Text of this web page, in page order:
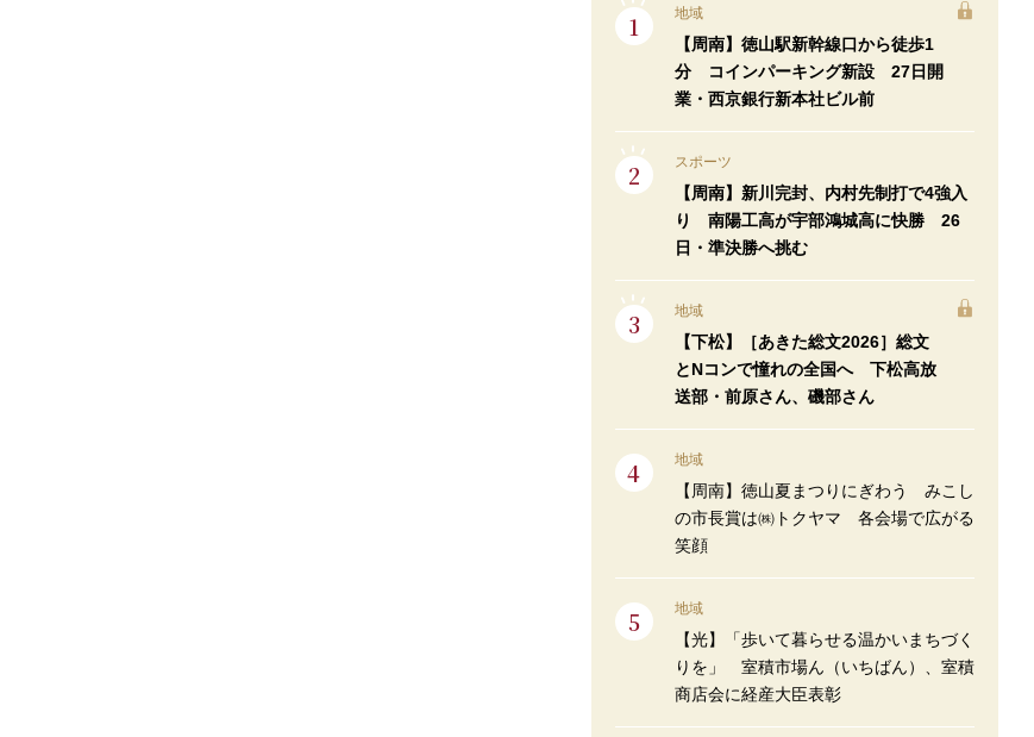
地域
【周南】徳山駅新幹線口から徒歩1
分 コインパーキング新設 27日開
業・西京銀行新本社ビル前
スポーツ
【周南】新川完封、内村先制打で4強入
り 南陽工高が宇部鴻城高に快勝 26
日・準決勝へ挑む
地域
【下松】［あきた総文2026］総文
とNコンで憧れの全国へ 下松高放
送部・前原さん、磯部さん
地域
【周南】徳山夏まつりにぎわう みこし
の市長賞は㈱トクヤマ 各会場で広がる
笑顔
地域
【光】「歩いて暮らせる温かいまちづく
りを」 室積市場ん（いちばん）、室積
商店会に経産大臣表彰